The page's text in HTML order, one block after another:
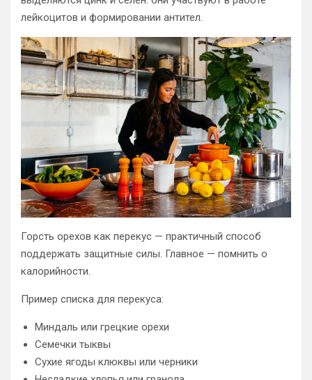
лейкоцитов и формировании антител.
Горсть орехов как перекус — практичный способ
поддержать защитные силы. Главное — помнить о
калорийности.
Пример списка для перекуса:
Миндаль или грецкие орехи
Семечки тыквы
Сухие ягоды клюквы или черники